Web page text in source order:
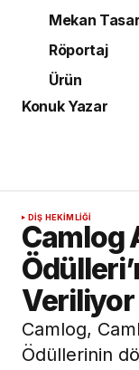
Mekan
Röportaj
Ürün
Konuk Yazar
DIŞ HEKIMLIĞI
Camlog
Veriliyor
Camlog,
Ödüllerinin